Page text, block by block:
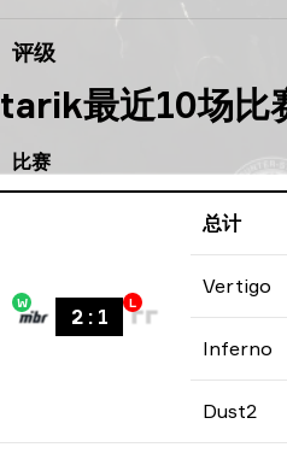
评级
tarik最近10场比
比赛
W
2: 1
L
总计
Vertigo
Inferno
Dust2